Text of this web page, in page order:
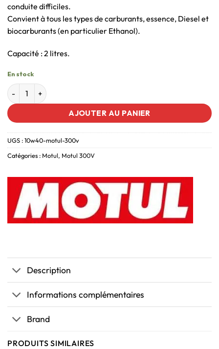
conduite difficiles.
Convient à tous les types de carburants, essence, Diesel et
biocarburants (en particulier Ethanol).
Capacité : 2 litres.
En stock
AJOUTER AU PANIER
UGS :10w40-motul-300v
Catégories : Motul, Motul 300V
Description
Informations complémentaires
Brand
PRODUITS SIMILAIRES